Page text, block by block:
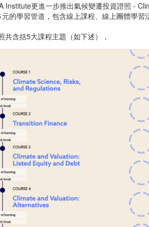
Institute更進一步推出氣候變遷投資證照 -
的學習管道，包含線上課程、線上團體學習
共含括5大課程主題（如下述），